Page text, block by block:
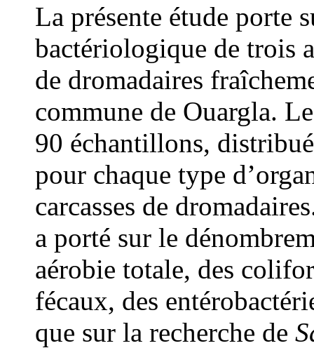
La présente étude porte
bactériologique de trois
de dromadaires
commune de Ouargla.
90 échantillons,
pour chaque type
carcasses de
a porté sur le
aérobie totale, des
fécaux, des
que sur la recherche de